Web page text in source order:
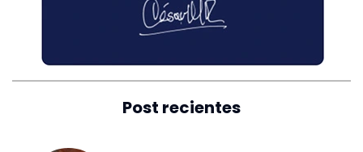
Post recientes